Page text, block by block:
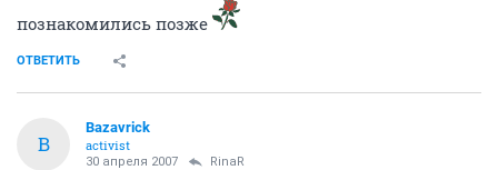
познакомились позже
ОТВЕТИТЬ
B
Bazavrick
activist
30 апреля 2007 RinaR